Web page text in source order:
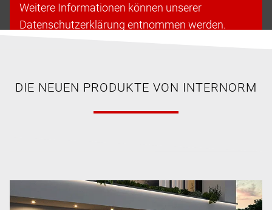
Weitere Informationen können unserer
Datenschutzerklärung entnommen werden.
DIE NEUEN PRODUKTE VON INTERNORM